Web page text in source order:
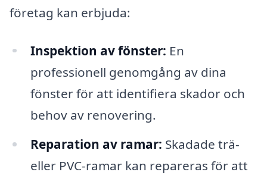
företag kan erbjuda:
Inspektion av fönster: En
professionell genomgång av dina
fönster för att identifiera skador och
behov av renovering.
Reparation av ramar: Skadade trä-
eller PVC-ramar kan repareras för att